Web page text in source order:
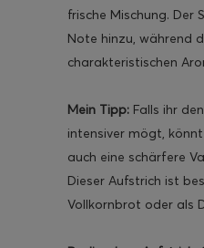
frische Mischung. Der
Note hinzu, während
charakteristischen
Mein Tipp: Falls ihr
intensiver mögt,
auch eine schärfere
Dieser Aufstrich ist
Vollkornbrot oder als